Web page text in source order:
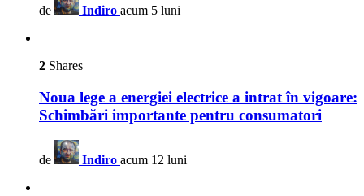
de Indiro acum 5 luni
2 Shares
Noua lege a energiei electrice a intrat în vigoare:
Schimbări importante pentru consumatori
de Indiro acum 12 luni